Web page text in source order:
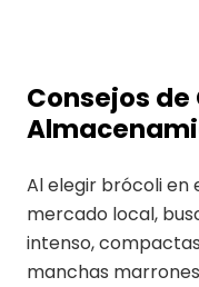
Consejos
Al elegir brócoli en
mercado local,
intenso,
manchas